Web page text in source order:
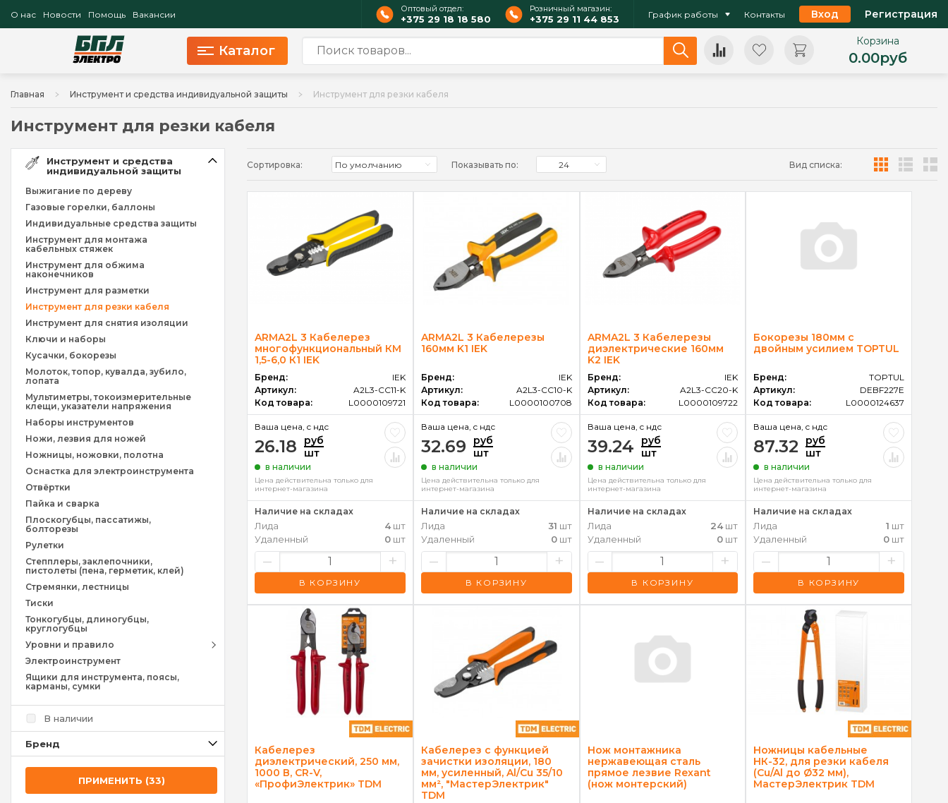
О нас Новости Помощь Вакансии
Оптовый отдел:
+375 29 18 18 580
Розничный магазин:
+375 29 11 44 853 График работы Контакты Вход Регистрация
Каталог
Корзина
0.00руб
Главная Инструмент и средства индивидуальной защиты Инструмент для резки кабеля
Инструмент для резки кабеля
Инструмент и средства
индивидуальной защиты
Выжигание по дереву
Газовые горелки, баллоны
Индивидуальные средства защиты
Инструмент для монтажа
кабельных стяжек
Инструмент для обжима
наконечников
Инструмент для разметки
Инструмент для резки кабеля
Инструмент для снятия изоляции
Ключи и наборы
Кусачки, бокорезы
Молоток, топор, кувалда, зубило,
лопата
Мультиметры, токоизмерительные
клещи, указатели напряжения
Наборы инструментов
Ножи, лезвия для ножей
Ножницы, ножовки, полотна
Оснастка для электроинструмента
Отвёртки
Пайка и сварка
Плоскогубцы, пассатижы,
болторезы
Рулетки
Степплеры, заклепочники,
пистолеты (пена, герметик, клей)
Стремянки, лестницы
Тиски
Тонкогубцы, длиногубцы,
круглогубцы
Уровни и правило
Электроинструмент
Ящики для инструмента, поясы,
карманы, сумки
В наличии
Брeнд
ПРИМЕНИТЬ (33)
Сортировка: По умолчанию Показывать по: 24 Вид списка:
ARMA2L 3 Кабелерез
многофункциональный КМ
1,5-6,0 К1 IEK
Бренд:
IEK
Артикул:
A2L3-CC11-K
Код товара:
L0000109721
Ваша цена, c ндс
26.18
руб
шт
в наличии
Цена действительна только для
интернет-магазина
Наличие на складах
Лида 4шт
Удаленный
0шт
– +
В КОРЗИНУ
ARMA2L 3 Кабелерезы
160мм K1 IEK
Бренд:
IEK
Артикул:
A2L3-CC10-K
Код товара:
L0000100708
Ваша цена, c ндс
32.69
руб
шт
в наличии
Цена действительна только для
интернет-магазина
Наличие на складах
Лида 31 шт
Удаленный
0шт
– +
В КОРЗИНУ
ARMA2L 3 Кабелерезы
диэлектрические 160мм
K2 IEK
Бренд:
IEK
Артикул:
A2L3-CC20-K
Код товара:
L0000109722
Ваша цена, c ндс
39.24
руб
шт
в наличии
Цена действительна только для
интернет-магазина
Наличие на складах
Лида 24шт
Удаленный
0 шт
– +
В КОРЗИНУ
Бокорезы 180мм с
двойным усилием TOPTUL
Бренд:
TOPTUL
Артикул:
DEBF227E
Код товара:
L0000124637
Ваша цена, c ндс
87.32
руб
шт
в наличии
Цена действительна только для
интернет-магазина
Наличие на складах
Лида 1 шт
Удаленный
0 шт
– +
В КОРЗИНУ
Кабелерез
диэлектрический, 250 мм,
1000 В, CR-V,
«ПрофиЭлектрик» TDM
Кабелерез с функцией
зачистки изоляции, 180
мм, усиленный, Al/Cu 35/10
мм², "МастерЭлектрик"
TDM
Нож монтажника
нержавеющая сталь
прямое лезвие Rexant
(нож монтерский)
Ножницы кабельные
НК-32, для резки кабеля
(Сu/Al до Ø32 мм),
МастерЭлектрик TDM